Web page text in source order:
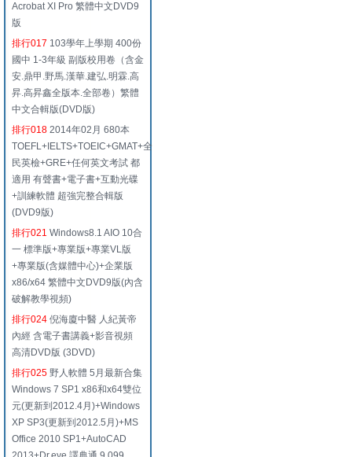
Acrobat XI Pro 繁體中文DVD9
版
排行017 103學年上學期 400份
國中 1-3年級 副版校用卷（含金
安.鼎甲.野馬.漢華.建弘.明霖.高
昇.高昇鑫全版本.全部卷）繁體
中文合輯版(DVD版)
排行018 2014年02月 680本
TOEFL+IELTS+TOEIC+GMAT+全
民英檢+GRE+任何英文考試 都
適用 有聲書+電子書+互動光碟
+訓練軟體 超強完整合輯版
(DVD9版)
排行021 Windows8.1 AIO 10合
一 標準版+專業版+專業VL版
+專業版(含媒體中心)+企業版
x86/x64 繁體中文DVD9版(內含
破解教學視頻)
排行024 倪海廈中醫 人紀黃帝
內經 含電子書講義+影音視頻
高清DVD版 (3DVD)
排行025 野人軟體 5月最新合集
Windows 7 SP1 x86和x64雙位
元(更新到2012.4月)+Windows
XP SP3(更新到2012.5月)+MS
Office 2010 SP1+AutoCAD